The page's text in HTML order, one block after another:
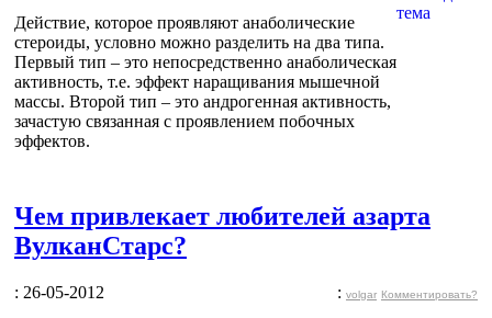
Действие, которое проявляют анаболические
стероиды, условно можно разделить на два типа.
Первый тип – это непосредственно анаболическая
активность, т.е. эффект наращивания мышечной
массы. Второй тип – это андрогенная активность,
зачастую связанная с проявлением побочных
эффектов.
Чем привлекает любителей азарта
ВулканСтарс?
: 26-05-2012 : volgar Комментировать?